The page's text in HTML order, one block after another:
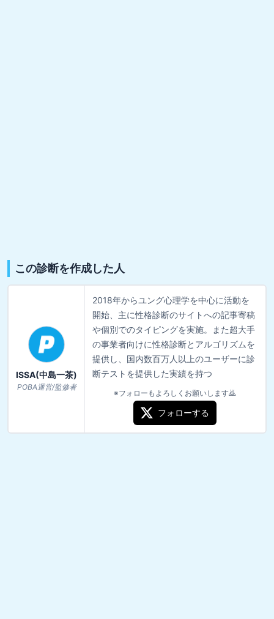
この診断を作成した人
ISSA(中島一茶)
POBA運営/監修者
2018年からユング心理学を中心に活動を
開始、主に性格診断のサイトへの記事寄稿
や個別でのタイピングを実施。また超大手
の事業者向けに性格診断とアルゴリズムを
提供し、国内数百万人以上のユーザーに診
断テストを提供した実績を持つ
※フォローもよろしくお願いします🙇
フォローする